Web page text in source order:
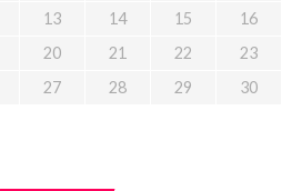
13 14 15
16
20 21 22
23
27 28 29
30